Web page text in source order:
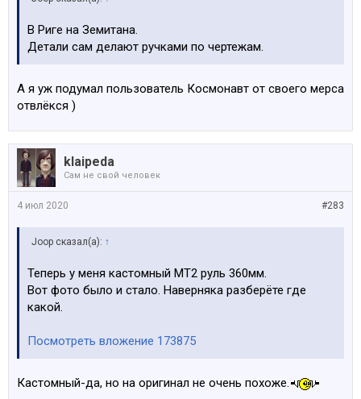
В Риге на Земитана.
Детали сам делают ручками по чертежам.
А я уж подумал пользователь Космонавт от своего мерса
отвлёкся )
klaipeda
Сам не свой человек
#283
4 июл 2020
Joop сказал(а): ↑
Теперь у меня кастомный МТ2 руль 360мм.
Вот фото было и стало. Наверняка разберёте где
какой.
Посмотреть вложение 173875
Кастомный-да, но на оригинал не очень похоже.